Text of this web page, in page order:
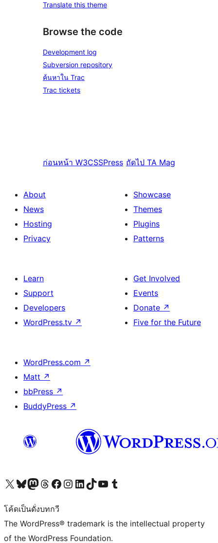
Translate this theme
Browse the code
Development log
Subversion repository
ค้นหาใน Trac
Trac tickets
ก่อนหน้า W3CSSPress ถัดไป TA Mag
About
News
Hosting
Privacy
Showcase
Themes
Plugins
Patterns
Learn
Support
Developers
WordPress.tv ↗
Get Involved
Events
Donate ↗
Five for the Future
WordPress.com ↗
Matt ↗
bbPress ↗
BuddyPress ↗
Visit our X (formerly Twitter) account
Visit our Bluesky account
Visit our Mastodon account
Visit our Threads account
Visit our Facebook page
Visit our Instagram account
Visit our LinkedIn account
Visit our TikTok account
Visit our YouTube channel
Visit our Tumblr account
โค้ดเป็นดั่งบทกวี
The WordPress® trademark is the intellectual property
of the WordPress Foundation.